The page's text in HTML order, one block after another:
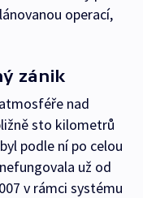
operací,
zánik
nad
sto kilometrů
podle ní po celou
už od
v rámci systému